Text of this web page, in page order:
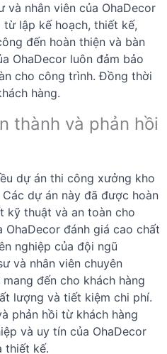
nhân viên của OhaDecor
lập kế hoạch, thiết kế,
đến hoàn thiện và bàn
OhaDecor luôn đảm bảo
cho công trình. Đồng thời
hàng.
thành và phản hồi
dự án thi công xưởng kho
dự án này đã được hoàn
kỹ thuật và an toàn cho
OhaDecor đánh giá cao chất
nghiệp của đội ngũ
và nhân viên chuyên
đến cho khách hàng
lượng và tiết kiệm chi phí.
phản hồi từ khách hàng
và uy tín của OhaDecor
thiết kế.